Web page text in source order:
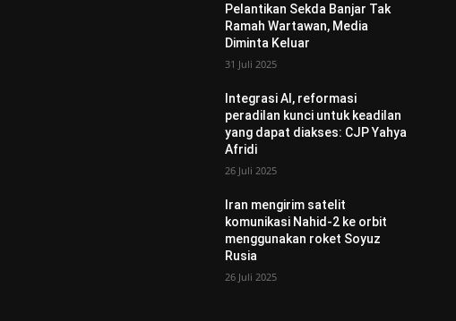
Pelantikan Sekda Banjar Tak
Ramah Wartawan, Media
Diminta Keluar
31 Juli 2025
Integrasi AI, reformasi
peradilan kunci untuk keadilan
yang dapat diakses: CJP Yahya
Afridi
26 Juli 2025
Iran mengirim satelit
komunikasi Nahid-2 ke orbit
menggunakan roket Soyuz
Rusia
26 Juli 2025